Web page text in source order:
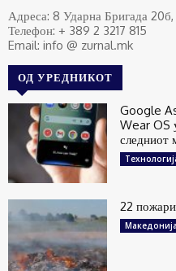
Адреса: 8 Ударна Бригада 20б,
Телефон: + 389 2 3217 815
Email: info @ zurnal.mk
ОД УРЕДНИКОТ
Google
Wear OS
следниот
22
Македонија